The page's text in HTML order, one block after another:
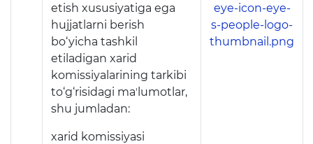
Hujjatlar
etish xususiyatiga ega
hujjatlarni berish
bo‘yicha tashkil
etiladigan xarid
komissiyalarining tarkibi
to‘g‘risidagi maʼlumotlar,
shu jumladan:
xarid komissiyasi